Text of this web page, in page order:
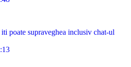
poate supraveghea inclusiv chat-ul